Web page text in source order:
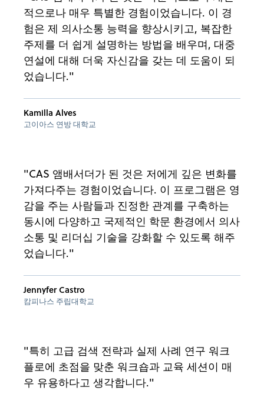
적으로나 매우 특별한 경험이었습니다. 이 경
험은 제 의사소통 능력을 향상시키고, 복잡한
주제를 더 쉽게 설명하는 방법을 배우며, 대중
연설에 대해 더욱 자신감을 갖는 데 도움이 되
었습니다."
Kamilla Alves
고이아스 연방 대학교
"CAS 앰배서더가 된 것은 저에게 깊은 변화를
가져다주는 경험이었습니다. 이 프로그램은 영
감을 주는 사람들과 진정한 관계를 구축하는
동시에 다양하고 국제적인 학문 환경에서 의사
소통 및 리더십 기술을 강화할 수 있도록 해주
었습니다."
Jennyfer Castro
캄피나스 주립대학교
"특히 고급 검색 전략과 실제 사례 연구 워크
플로에 초점을 맞춘 워크숍과 교육 세션이 매
우 유용하다고 생각합니다."